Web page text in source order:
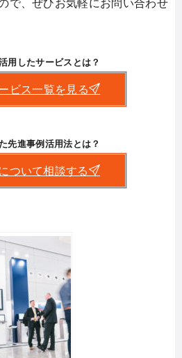
で、ぜひお気軽にお問い合わせ
用したサービスとは？
ビス一覧を見る
先進事例活用法とは？
ついて相談する